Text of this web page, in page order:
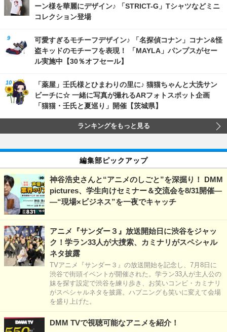
ーン様を華麗にデザイン♪ 「STRICT-G」Tシャツなどミニ
コレクション登場
可愛すぎるモチーフデザイン♪ 「名探偵コナン」コナン&怪
盗キッドのモチーフを表現！ 「MAYLA」パンプスがセー
ル実施中【30％オフセール】
「薬屋」壬氏様とひまわりの里に♪ 猫猫ちゃんと大洗サン
ビーチに☆ 一緒に写真が撮れるARフォトスポット企画
「猫猫・壬氏と夏巡り」開催【茨城県】
ランキングをもっと見る
編集部ピックアップ
神谷浩史さんと“アニメのしごと”を深掘り！ DMM
pictures、学生向けセミナー＆交流会を8/31開催―
―“現場×ビジネス”を一夜でキャッチ
アニメ『サンダー３』放送開始日に渋谷をジャッ
ク！学ラン33人が大捜索、カミナリがスペシャル
ネタ披露
TVアニメ『サンダー３』の放送開始を記念し、7月8日に
渋谷で街頭イベントが開催された。学ラン33人が主人公の
妹を探す設定で渋谷を練り歩き、お笑いコンビ・カミナリ
がスペシャルネタを披露。ハプニングも笑いに変えて会場
を盛り上げた。
DMM TVで視聴可能なアニメを紹介！